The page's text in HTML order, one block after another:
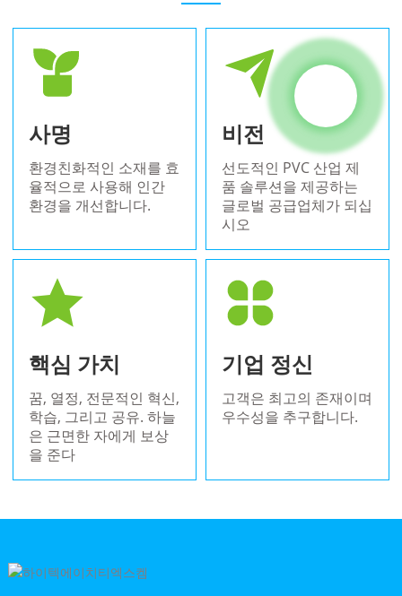
사명
환경친화적인 소재를 효
율적으로 사용해 인간
환경을 개선합니다.
비전
선도적인 PVC 산업 제
품 솔루션을 제공하는
글로벌 공급업체가 되십
시오
핵심 가치
꿈, 열정, 전문적인 혁신,
학습, 그리고 공유. 하늘
은 근면한 자에게 보상
을 준다
기업 정신
고객은 최고의 존재이며
우수성을 추구합니다.